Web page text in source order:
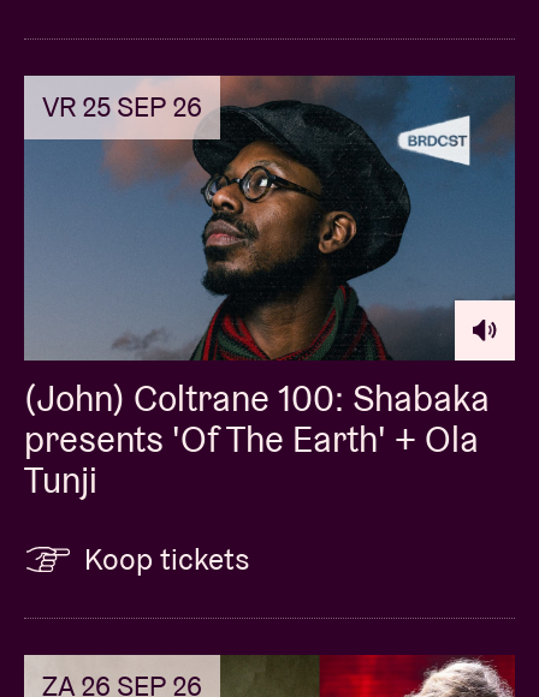
VR 25 SEP 26
(John) Coltrane 100: Shabaka
presents 'Of The Earth' + Ola
Tunji
Koop tickets
ZA 26 SEP 26